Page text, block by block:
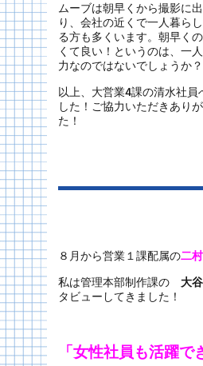
ムーブは朝早くから撮影に
り、会社の近くで一人暮ら
る方も多くいます。朝早く
くて良い！というのは、一
力なのではないでしょうか？
以上、大営業4課の清水社員
した！ご協力いただきあり
た！
８月から営業１課配属の二村
私は管理本部制作課の 大
タビューしてきました！
「女性社員も活躍で